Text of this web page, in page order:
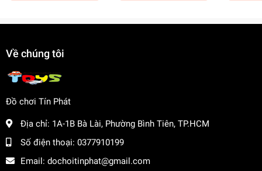
Về chúng tôi
Đồ chơi Tín Phát
Địa chỉ: 1A-1B Bà Lài, Phường Bình Tiên, TP.HCM
Số điện thoại: 0377910199
Email: dochoitinphat@gmail.com